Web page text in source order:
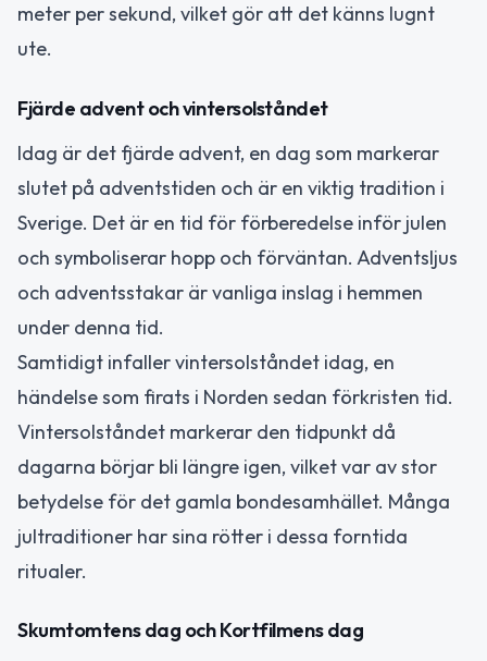
meter per sekund, vilket gör att det känns lugnt
ute.
Fjärde advent och vintersolståndet
Idag är det fjärde advent, en dag som markerar
slutet på adventstiden och är en viktig tradition i
Sverige. Det är en tid för förberedelse inför julen
och symboliserar hopp och förväntan. Adventsljus
och adventsstakar är vanliga inslag i hemmen
under denna tid.
Samtidigt infaller vintersolståndet idag, en
händelse som firats i Norden sedan förkristen tid.
Vintersolståndet markerar den tidpunkt då
dagarna börjar bli längre igen, vilket var av stor
betydelse för det gamla bondesamhället. Många
jultraditioner har sina rötter i dessa forntida
ritualer.
Skumtomtens dag och Kortfilmens dag